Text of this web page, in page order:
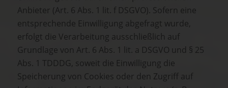
Anbieter (Art. 6 Abs. 1 lit. f DSGVO). Sofern eine
entsprechende Einwilligung abgefragt wurde,
erfolgt die Verarbeitung ausschließlich auf
Grundlage von Art. 6 Abs. 1 lit. a DSGVO und § 25
Abs. 1 TDDDG, soweit die Einwilligung die
Speicherung von Cookies oder den Zugriff auf